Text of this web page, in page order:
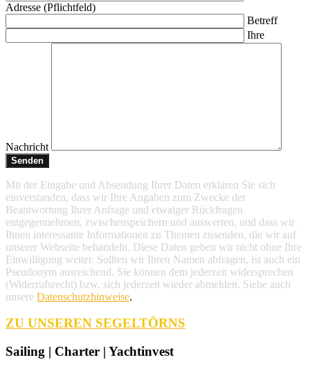
Adresse (Pflichtfeld)
Betreff
Ihre
Nachricht
Mit der Eingabe und Absendung Ihrer Daten erklären Sie sich
einverstanden, dass wir Ihre Angaben zum Zwecke der
Beantwortung Ihrer Anfrage und etwaiger Rückfragen
entgegennehmen, zwischenspeichern und auswerten, und dass wir
Ihnen interessante Informationen zu Themen zusenden, die wir auf
unserer Webseite behandeln. Diese Daten geben wir nicht ohne Ihre
Einwilligung weiter. Sollten wir Ihren Namen abfragen, ist auch ein
Pseudonym ausreichend. Sie können dem jederzeit widersprechen
(Widerrufsrecht) bzw. sich jederzeit wieder abmelden. Siehe auch
unsere Datenschutzhinweise.
ZU UNSEREN SEGELTÖRNS
Sailing | Charter | Yachtinvest